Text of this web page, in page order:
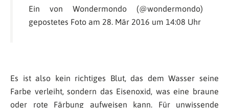
Ein von Wondermondo (@wondermondo)
gepostetes Foto am 28. Mär 2016 um 14:08 Uhr
Es ist also kein richtiges Blut, das dem Wasser seine
Farbe verleiht, sondern das Eisenoxid, was eine braune
oder rote Färbung aufweisen kann. Für unwissende